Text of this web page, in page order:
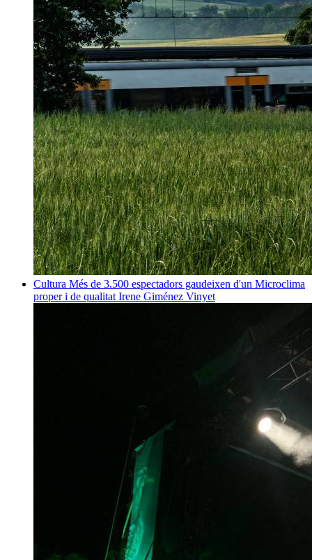
Cultura Més de 3.500 espectadors gaudeixen d'un Microclima
proper i de qualitat Irene Giménez Vinyet